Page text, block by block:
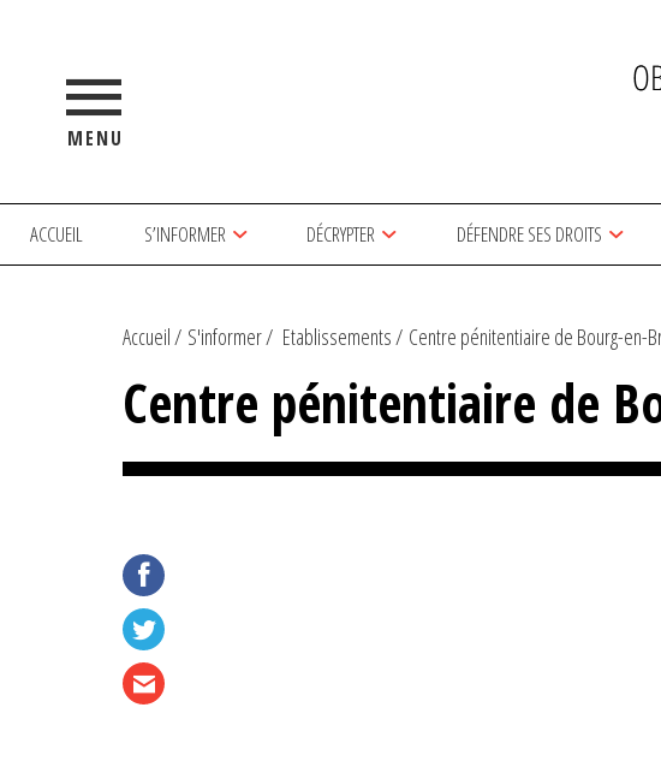
MENU
ACCUEIL S’INFORMER DÉCRYPTER DÉFENDRE SES DROITS
Accueil S'informer Etablissements Centre pénitentiaire de Bourg-en-
Centre pénitentiaire de